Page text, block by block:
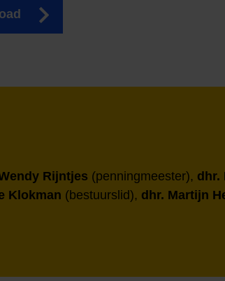
Rijntjes (penningmeester), dhr.
Klokman (bestuurslid), dhr. Martijn